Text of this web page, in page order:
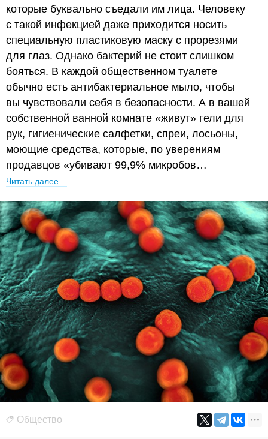
которые буквально съедали им лица. Человеку
с такой инфекцией даже приходится носить
специальную пластиковую маску с прорезями
для глаз. Однако бактерий не стоит слишком
бояться. В каждой общественном туалете
обычно есть антибактериальное мыло, чтобы
вы чувствовали себя в безопасности. А в вашей
собственной ванной комнате «живут» гели для
рук, гигиенические салфетки, спреи, лосьоны,
моющие средства, которые, по уверениям
продавцов «убивают 99,9% микробов…
Читать далее…
Общество